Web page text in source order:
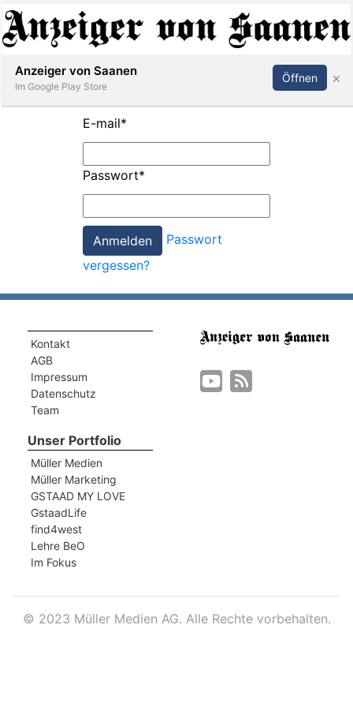
Abonnieren Anmelden
E-mail*
Passwort*
Passwort
vergessen?
Kontakt
AGB
Impressum
Datenschutz
Team
Unser Portfolio
Müller Medien
Müller Marketing
GSTAAD MY LOVE
GstaadLife
find4west
Lehre BeO
Im Fokus
© 2023 Müller Medien AG. Alle Rechte vorbehalten.
Anzeiger von Saanen
Im Google Play Store
Öffnen ×